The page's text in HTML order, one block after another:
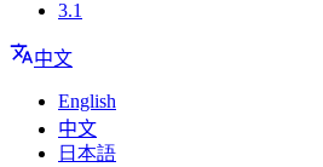
3.1
中文
English
中文
日本語